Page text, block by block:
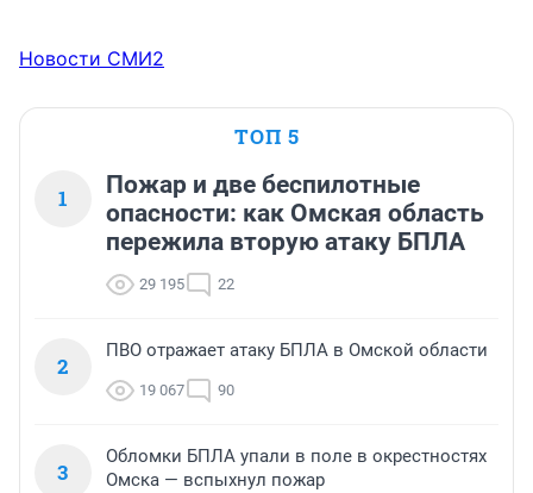
Новости СМИ2
ТОП 5
1
Пожар и две беспилотные
опасности: как Омская область
пережила вторую атаку БПЛА
29 195 22
2
ПВО отражает атаку БПЛА в Омской области
19 067 90
3
Обломки БПЛА упали в поле в окрестностях
Омска — вспыхнул пожар